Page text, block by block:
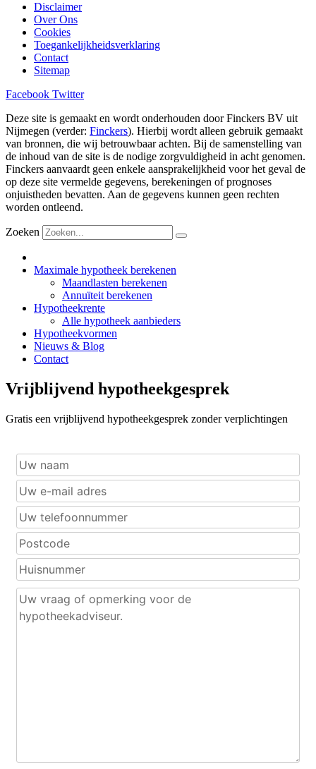
Disclaimer
Over Ons
Cookies
Toegankelijkheidsverklaring
Contact
Sitemap
Facebook Twitter
Deze site is gemaakt en wordt onderhouden door Finckers BV uit
Nijmegen (verder: Finckers). Hierbij wordt alleen gebruik gemaakt
van bronnen, die wij betrouwbaar achten. Bij de samenstelling van
de inhoud van de site is de nodige zorgvuldigheid in acht genomen.
Finckers aanvaardt geen enkele aansprakelijkheid voor het geval de
op deze site vermelde gegevens, berekeningen of prognoses
onjuistheden bevatten. Aan de gegevens kunnen geen rechten
worden ontleend.
Zoeken
Maximale hypotheek berekenen
Maandlasten berekenen
Annuïteit berekenen
Hypotheekrente
Alle hypotheek aanbieders
Hypotheekvormen
Nieuws & Blog
Contact
Vrijblijvend hypotheekgesprek
Gratis een vrijblijvend hypotheekgesprek zonder verplichtingen